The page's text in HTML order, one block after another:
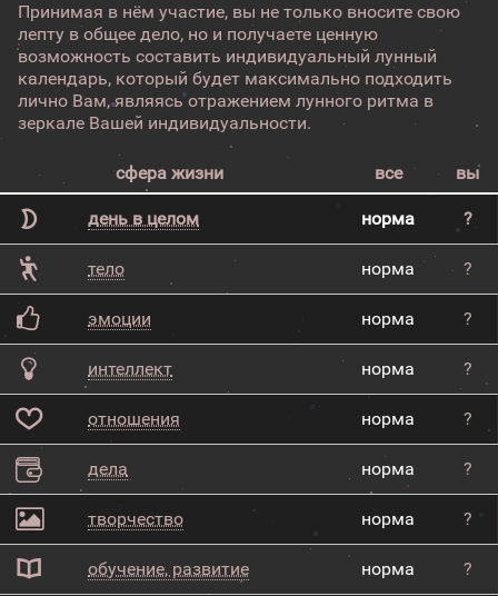
Принимая в нём участие, вы не только вносите свою
лепту в общее дело, но и получаете ценную
возможность составить индивидуальный лунный
календарь, который будет максимально подходить
лично Вам, являясь отражением лунного ритма в
зеркале Вашей индивидуальности.
сфера жизни все вы
день в целом норма ?
тело норма ?
эмоции норма ?
интеллект норма ?
отношения норма ?
дела норма ?
творчество норма ?
обучение, развитие норма ?